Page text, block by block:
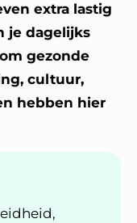
extra lastig
je dagelijks
gezonde
cultuur,
hebben hier